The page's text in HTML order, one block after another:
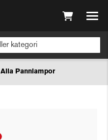
Alla Pannlampor